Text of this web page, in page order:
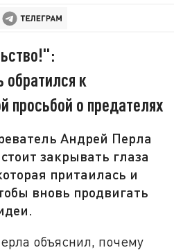
обратился к
просьбой о предателях
Андрей Перла
закрывать глаза
притаилась и
вновь продвигать
объяснил, почему